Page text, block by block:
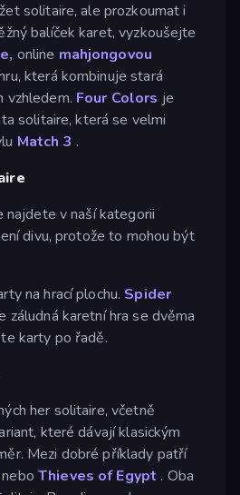
solitaire, ale prozkoumat i
balíček karet, vyzkoušejte
online mahjongovou
která kombinuje stará
vzhledem. Four Colors je
solitaire, která se velmi
Match 3 .
najdete v naší kategorii
divu, protože to mohou být
na hrací plochu. Spider
záludná karetní hra se dvěma
karty po řadě.
her solitaire, včetně
které dávají klasickým
Mezi dobré příklady patří
neboThieves of Egypt . Oba